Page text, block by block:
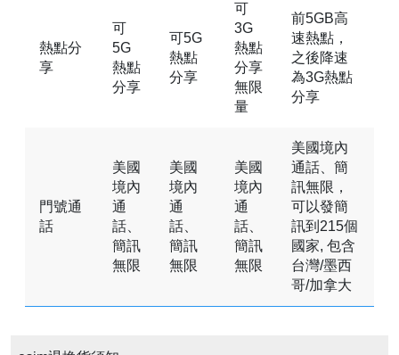
熱點分
享
可
5G
熱點
分享
可5G
熱點
分享
可
3G
熱點
分享
無限
量
前5GB高
速熱點，
之後降速
為3G熱點
分享
門號通
話
美國
境內
通
話、
簡訊
無限
美國
境內
通
話、
簡訊
無限
美國
境內
通
話、
簡訊
無限
美國境內
通話、簡
訊無限，
可以發簡
訊到215個
國家, 包含
台灣/墨西
哥/加拿大